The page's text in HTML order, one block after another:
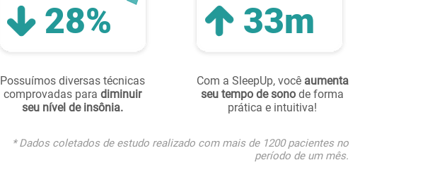
28%
Possuímos diversas técnicas
comprovadas para diminuir
seu nível de insônia.
33m
Com a SleepUp, você aumenta
seu tempo de sono de forma
prática e intuitiva!
​* Dados coletados de estudo realizado com mais de 1200 pacientes no
período de um mês.